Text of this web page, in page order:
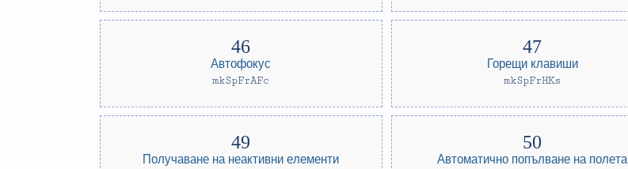
Автофокус
mkSpFrAFc
Горещи клавиши
mkSpFrHKs
Получаване на неактивни елементи Автоматично попълване на полета